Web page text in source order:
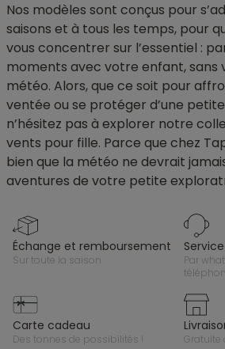
Nos modèles sont conçus pour
saisons et à tous les temps, pour
vous concentrer sur l’essentiel :
moments avec votre enfant, sans
météo. Alors, que ce soit pour
ventée ou se protéger d’une
n’hésitez pas à explorer notre
vents pour fille. Parce que chez
bien que la météo ne devrait
aventures de votre petite
échange et remboursement
sur toute la saison
par whatsapp, e-mail ou
carte cadeau
des tonnes de possibilités !